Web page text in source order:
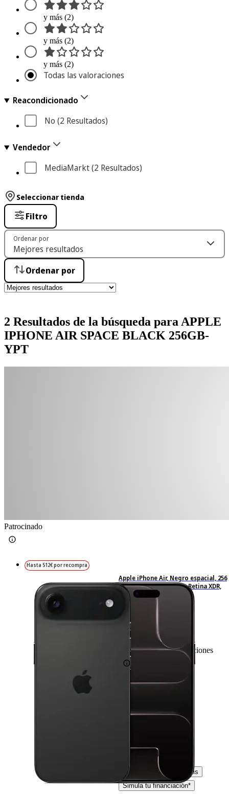
y más (2)
y más (2)
y más (2)
Todas las valoraciones
Reacondicionado
No (2 Resultados)
Vendedor
MediaMarkt (2 Resultados)
2 Resultados de la búsqueda para APPLE
IPHONE AIR SPACE BLACK 256GB-
YPT
Seleccionar tienda
Filtro
Ordenar por
Ordenar por
Patrocinado
Hasta 512€ por recompra
Apple iPhone Air, Negro espacial, 256
GB, 5G, 6.5 " OLED Super Retina XDR,
Chip A19 Pro, iOS
Basado en 83 valoraciones
1219,– €1219,00€
899,00€
IVA incl. Con envío gratis
Simula tu financiación*